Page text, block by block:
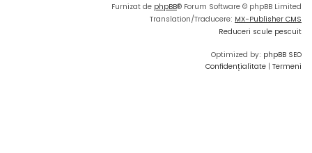
Furnizat de phpBB® Forum Software © phpBB Limited
Translation/Traducere: MX-Publisher CMS
Reduceri scule pescuit
Optimized by: phpBB SEO
Confidențialitate | Termeni